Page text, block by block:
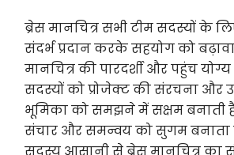
ब्रेस मानचित्र सभी टीम सदस्यों के
संदर्भ प्रदान करके सहयोग को
मानचित्र की पारदर्शी और पहुंच योग्य
सदस्यों को प्रोजेक्ट की संरचना और
भूमिका को समझने में सक्षम बनाती
संचार और समन्वय को सुगम बनाता